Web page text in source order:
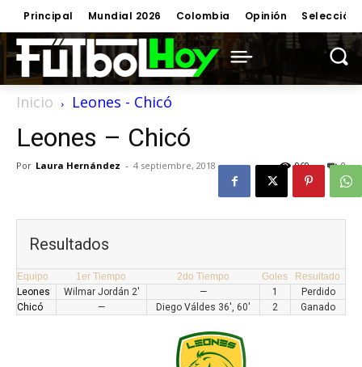
Principal Mundial 2026 Colombia Opinión Selección
Inicio Leones - Chicó
Leones – Chicó
Por Laura Hernández - 4 septiembre, 2018 0
969
Resultados
Equipo 1er Tiempo 2do Tiempo Goles
Resultado
Leones
Wilmar Jordán 2' — 1
Perdido
Chicó
— Diego Váldes 36', 60' 2 Ganado